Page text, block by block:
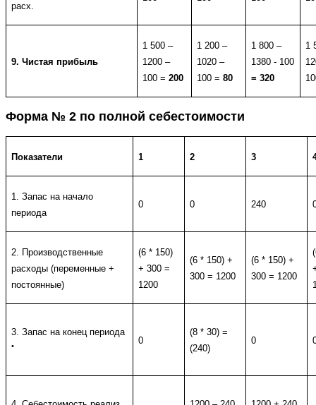
расх.
9. Чистая прибыль
1 500 –
1200 –
100 =200
1 200 –
1020 –
100 =80
1 800 –
1380 - 100
= 320
1
Форма № 2 по полной себестоимости
Показатели 1 2 3
1. Запас на начало
периода
0 0 240
2. Производственные
расходы (переменные +
постоянные)
(6 * 150)
+ 300 =
1200
(6 * 150) +
300 = 1200
(6 * 150) +
300 = 1200
3. Запас на конец периода
• 0
(8 * 30) =
(240)
0